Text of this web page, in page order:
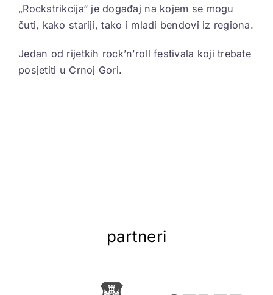
„Rockstrikcija“ je događaj na kojem se mogu
čuti, kako stariji, tako i mladi bendovi iz regiona.
Jedan od rijetkih rock’n’roll festivala koji trebate
posjetiti u Crnoj Gori.
partneri